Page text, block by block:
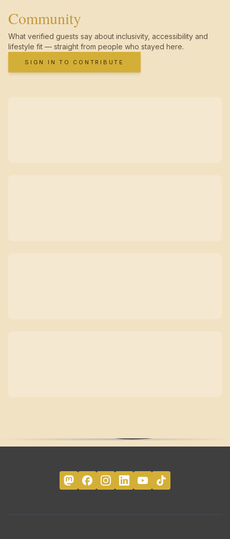
Community
What verified guests say about inclusivity, accessibility and
lifestyle fit — straight from people who stayed here.
SIGN IN TO CONTRIBUTE